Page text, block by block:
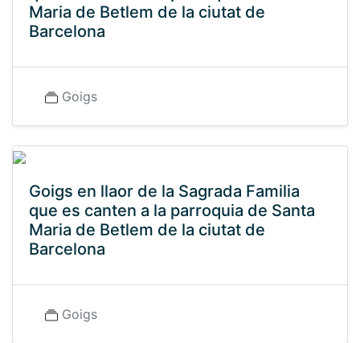
Maria de Betlem de la ciutat de
Barcelona
Goigs
Goigs en llaor de la Sagrada Familia
que es canten a la parroquia de Santa
Maria de Betlem de la ciutat de
Barcelona
Goigs